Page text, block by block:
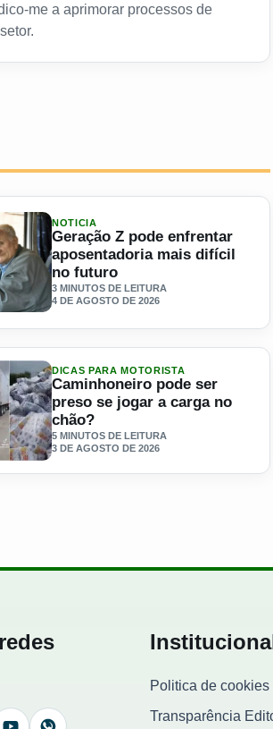
me a aprimorar processos de
na Washington Luís
Z pode enfrentar aposentadoria
NOTICIA
Geração Z pode enfrentar
aposentadoria mais difícil
no futuro
3 MINUTOS DE LEITURA
4 DE AGOSTO DE 2026
em Querênciapode ser preso se jogar a
DICAS PARA MOTORISTA
Caminhoneiro pode ser
preso se jogar a carga no
chão?
5 MINUTOS DE LEITURA
3 DE AGOSTO DE 2026
Politica de cookies
Transparência